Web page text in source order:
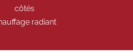
côtés
radiant